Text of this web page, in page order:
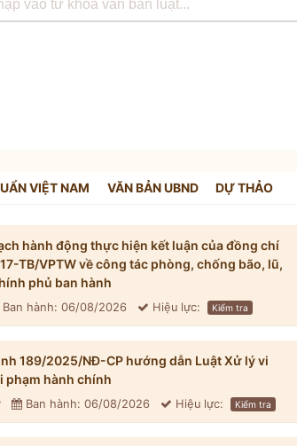
VIỆT NAM VĂN BẢN UBND DỰ THẢO
hành động thực hiện kết luận của đồng chí
TB/VPTW về công tác phòng, chống bão, lũ,
phủ ban hành
Ban hành: 06/08/2026 Hiệu lực: Kiểm tra
189/2025/NĐ-CP hướng dẫn Luật Xử lý vi
phạm hành chính
Ban hành: 06/08/2026 Hiệu lực: Kiểm tra